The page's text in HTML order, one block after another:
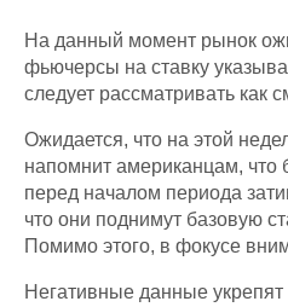
На данный момент рынок
фьючерсы на ставку
следует рассматривать
Ожидается, что на этой
напомнит американцам, что
перед началом периода
что они поднимут базовую
Помимо этого, в фокусе
Негативные данные